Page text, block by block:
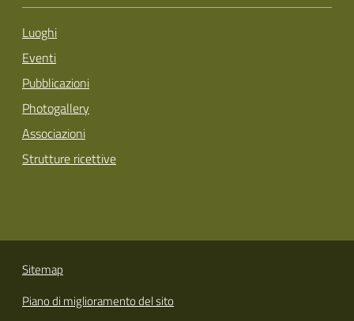
Luoghi
Eventi
Pubblicazioni
Photogallery
Associazioni
Strutture ricettive
Sitemap
Piano di miglioramento del sito